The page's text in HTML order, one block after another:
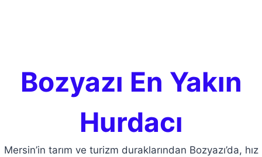
Bozyazı En Yakın
Hurdacı
Mersin’in tarım ve turizm duraklarından Bozyazı’da, hız